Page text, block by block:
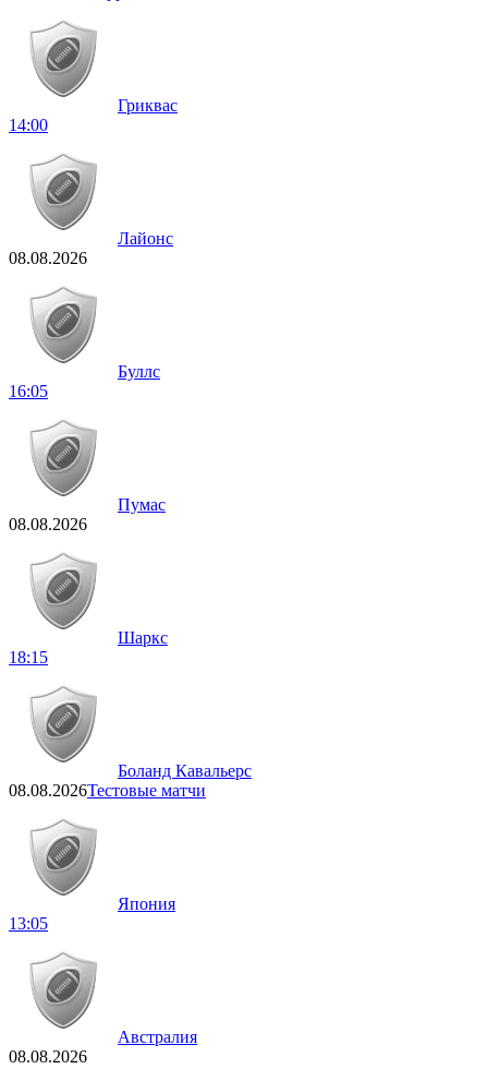
Гриквас
14:00
Лайонс
08.08.2026
Буллс
16:05
Пумас
08.08.2026
Шаркс
18:15
Боланд Кавальерс
08.08.2026Тестовые матчи
Япония
13:05
Австралия
08.08.2026